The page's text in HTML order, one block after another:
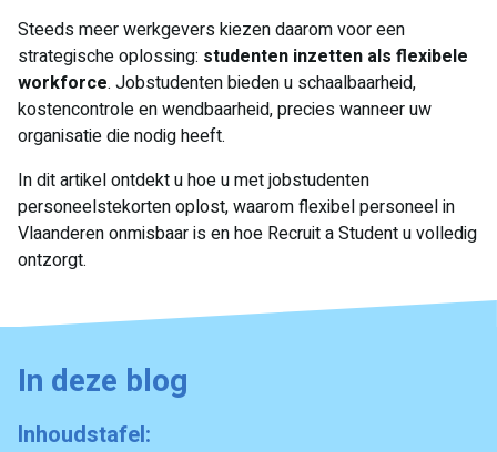
Steeds meer werkgevers kiezen daarom voor een
strategische oplossing: studenten inzetten als flexibele
workforce. Jobstudenten bieden u schaalbaarheid,
kostencontrole en wendbaarheid, precies wanneer uw
organisatie die nodig heeft.
In dit artikel ontdekt u hoe u met jobstudenten
personeelstekorten oplost, waarom flexibel personeel in
Vlaanderen onmisbaar is en hoe Recruit a Student u volledig
ontzorgt.
In deze blog
Inhoudstafel: